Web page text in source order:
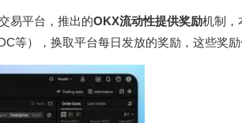
易平台，推出的OKX流动性提供奖励机制，
等），换取平台每日发放的奖励，这些奖